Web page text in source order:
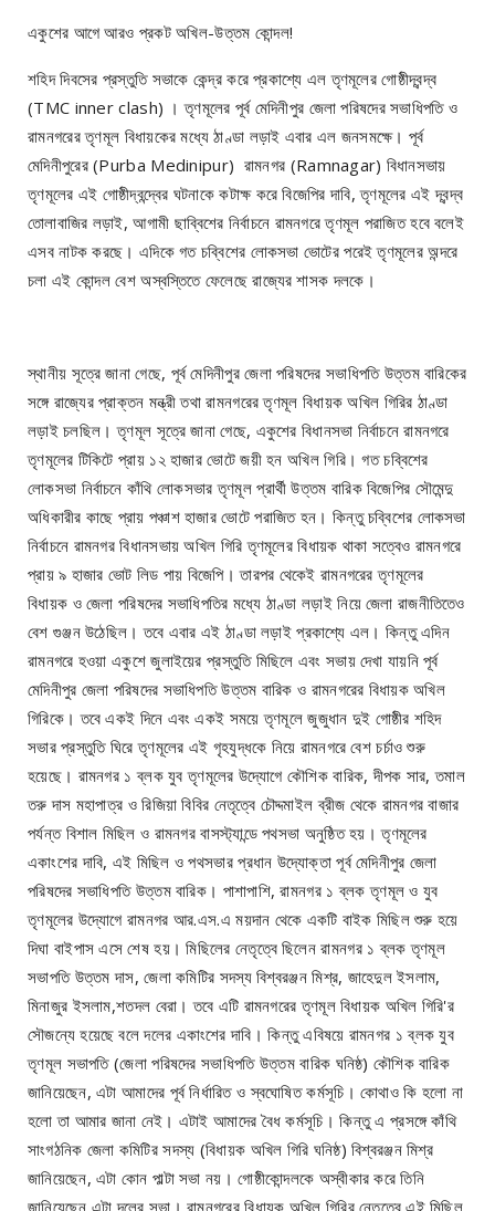
একুশের আগে আরও প্রকট অখিল-উত্তম কোন্দল!
শহিদ দিবসের প্রস্তুতি সভাকে কেন্দ্র করে প্রকাশ্যে এল তৃণমূলের গোষ্ঠীদ্বন্দ্ব
(TMC inner clash) । তৃণমূলের পূর্ব মেদিনীপুর জেলা পরিষদের সভাধিপতি ও
রামনগরের তৃণমূল বিধায়কের মধ্যে ঠাণ্ডা লড়াই এবার এল জনসমক্ষে। পূর্ব
মেদিনীপুরের (Purba Medinipur) রামনগর (Ramnagar) বিধানসভায়
তৃণমূলের এই গোষ্ঠীদ্বন্দ্বের ঘটনাকে কটাক্ষ করে বিজেপির দাবি, তৃণমূলের এই দ্বন্দ্ব
তোলাবাজির লড়াই, আগামী ছাব্বিশের নির্বাচনে রামনগরে তৃণমূল পরাজিত হবে বলেই
এসব নাটক করছে। এদিকে গত চব্বিশের লোকসভা ভোটের পরেই তৃণমূলের অন্দরে
চলা এই কোন্দল বেশ অস্বস্তিতে ফেলেছে রাজ্যের শাসক দলকে।
স্থানীয় সূত্রে জানা গেছে, পূর্ব মেদিনীপুর জেলা পরিষদের সভাধিপতি উত্তম বারিকের
সঙ্গে রাজ্যের প্রাক্তন মন্ত্রী তথা রামনগরের তৃণমূল বিধায়ক অখিল গিরির ঠাণ্ডা
লড়াই চলছিল। তৃণমূল সূত্রে জানা গেছে, একুশের বিধানসভা নির্বাচনে রামনগরে
তৃণমূলের টিকিটে প্রায় ১২ হাজার ভোটে জয়ী হন অখিল গিরি। গত চব্বিশের
লোকসভা নির্বাচনে কাঁথি লোকসভার তৃণমূল প্রার্থী উত্তম বারিক বিজেপির সৌমেন্দু
অধিকারীর কাছে প্রায় পঞ্চাশ হাজার ভোটে পরাজিত হন। কিন্তু চব্বিশের লোকসভা
নির্বাচনে রামনগর বিধানসভায় অখিল গিরি তৃণমূলের বিধায়ক থাকা সত্বেও রামনগরে
প্রায় ৯ হাজার ভোট লিড পায় বিজেপি। তারপর থেকেই রামনগরের তৃণমূলের
বিধায়ক ও জেলা পরিষদের সভাধিপতির মধ্যে ঠাণ্ডা লড়াই নিয়ে জেলা রাজনীতিতেও
বেশ গুঞ্জন উঠেছিল। তবে এবার এই ঠাণ্ডা লড়াই প্রকাশ্যে এল। কিন্তু এদিন
রামনগরে হওয়া একুশে জুলাইয়ের প্রস্তুতি মিছিলে এবং সভায় দেখা যায়নি পূর্ব
মেদিনীপুর জেলা পরিষদের সভাধিপতি উত্তম বারিক ও রামনগরের বিধায়ক অখিল
গিরিকে। তবে একই দিনে এবং একই সময়ে তৃণমূলে জুজুধান দুই গোষ্ঠীর শহিদ
সভার প্রস্তুতি ঘিরে তৃণমূলের এই গৃহযুদ্ধকে নিয়ে রামনগরে বেশ চর্চাও শুরু
হয়েছে। রামনগর ১ ব্লক যুব তৃণমূলের উদ্যোগে কৌশিক বারিক, দীপক সার, তমাল
তরু দাস মহাপাত্র ও রিজিয়া বিবির নেতৃত্বে চৌদ্দমাইল ব্রীজ থেকে রামনগর বাজার
পর্যন্ত বিশাল মিছিল ও রামনগর বাসস্ট্যান্ডে পথসভা অনুষ্ঠিত হয়। তৃণমূলের
একাংশের দাবি, এই মিছিল ও পথসভার প্রধান উদ্যোক্তা পূর্ব মেদিনীপুর জেলা
পরিষদের সভাধিপতি উত্তম বারিক। পাশাপাশি, রামনগর ১ ব্লক তৃণমূল ও যুব
তৃণমূলের উদ্যোগে রামনগর আর.এস.এ ময়দান থেকে একটি বাইক মিছিল শুরু হয়ে
দিঘা বাইপাস এসে শেষ হয়। মিছিলের নেতৃত্বে ছিলেন রামনগর ১ ব্লক তৃণমূল
সভাপতি উত্তম দাস, জেলা কমিটির সদস্য বিশ্বরঞ্জন মিশ্র, জাহেদুল ইসলাম,
মিনাজুর ইসলাম,শতদল বেরা। তবে এটি রামনগরের তৃণমূল বিধায়ক অখিল গিরি'র
সৌজন্যে হয়েছে বলে দলের একাংশের দাবি। কিন্তু এবিষয়ে রামনগর ১ ব্লক যুব
তৃণমূল সভাপতি (জেলা পরিষদের সভাধিপতি উত্তম বারিক ঘনিষ্ঠ) কৌশিক বারিক
জানিয়েছেন, এটা আমাদের পূর্ব নির্ধারিত ও স্বঘোষিত কর্মসূচি। কোথাও কি হলো না
হলো তা আমার জানা নেই। এটাই আমাদের বৈধ কর্মসূচি। কিন্তু এ প্রসঙ্গে কাঁথি
সাংগঠনিক জেলা কমিটির সদস্য (বিধায়ক অখিল গিরি ঘনিষ্ঠ) বিশ্বরঞ্জন মিশ্র
জানিয়েছেন, এটা কোন পাল্টা সভা নয়। গোষ্ঠীকোন্দলকে অস্বীকার করে তিনি
জানিয়েছেন এটা দলের সভা। রামনগরের বিধায়ক অখিল গিরির নেতৃত্বে এই মিছিল